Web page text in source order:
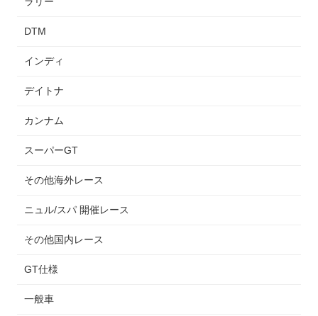
DTM
インディ
デイトナ
カンナム
スーパーGT
その他海外レース
ニュル/スパ 開催レース
その他国内レース
GT仕様
一般車